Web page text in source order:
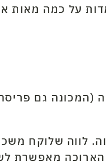
על כמה מאות
(המכונה גם
לווה שלוקח
הארוכה מאפשרת